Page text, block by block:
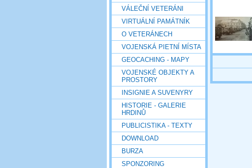
VÁLEČNÍ VETERÁNI
VIRTUÁLNÍ PAMÁTNÍK
O VETERÁNECH
VOJENSKÁ PIETNÍ MÍSTA
GEOCACHING - MAPY
VOJENSKÉ OBJEKTY A
PROSTORY
INSIGNIE A SUVENYRY
HISTORIE - GALERIE
HRDINŮ
PUBLICISTIKA - TEXTY
DOWNLOAD
BURZA
SPONZORING